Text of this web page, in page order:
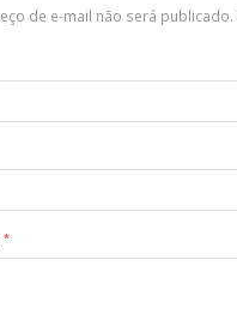
de e-mail não será publicado.
*